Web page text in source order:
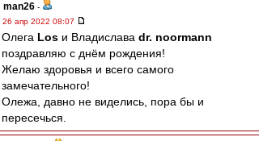
man26 -
26 апр 2022 08:07
Олега Los и Владислава dr. noormann
поздравляю с днём рождения!
Желаю здоровья и всего самого
замечательного!
Олежа, давно не виделись, пора бы и
пересечься.